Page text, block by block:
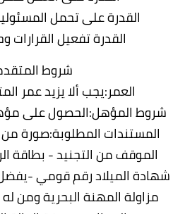
القدرة على تحمل
القدرة تفعيل القرارات
شروط
العمر:يجب ألا يزيد عمر
شروط المؤهل:الحصول على
المستندات المطلوبة:صورة
الموقف من التجنيد - بطاقة
شهادة الميلاد رقم قومي -
مزاولة المهنة البحرية ومن